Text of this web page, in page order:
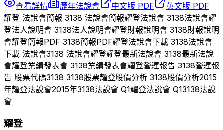
查看詳情
歷年法說會 中文版 PDF
英文版 PDF
耀登 法說會簡報 3138 法說會簡報耀登法說會 3138法說會耀
登法人說明會 3138法人說明會耀登財報說明會 3138財報說明
會耀登簡報PDF 3138簡報PDF耀登法說會下載 3138法說會
下載 法說會3138 法說會耀登耀登最新法說會 3138最新法說
會耀登業績發表會 3138業績發表會耀登營運報告 3138營運報
告 股票代碼3138 3138股票耀登股價分析 3138股價分析2015
年耀登法說會2015年3138法說會 Q1耀登法說會 Q13138法說
會
耀登